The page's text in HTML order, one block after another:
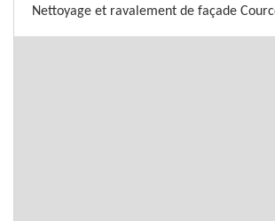
Nettoyage et ravalement de façade